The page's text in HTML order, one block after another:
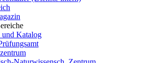
Katalog